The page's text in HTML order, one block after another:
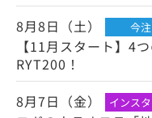
8月8日（土）
今
【11月スタート】4
RYT200！
8月7日（金）
インス